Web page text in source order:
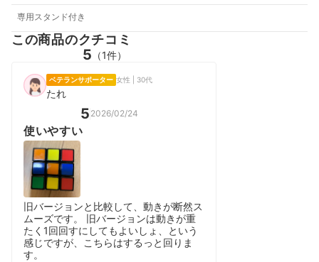
専用スタンド付き
この商品のクチコミ
5 （1件）
ベテランサポーター 女性 | 30代
たれ
5 2026/02/24
使いやすい
旧バージョンと比較して、動きが断然ス
ムーズです。 旧バージョンは動きが重
たく1回回すにしてもよいしょ、という
感じですが、こちらはするっと回りま
す。